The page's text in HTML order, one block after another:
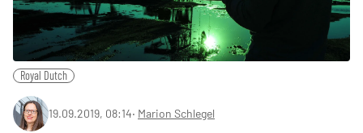
Royal Dutch
19.09.2019, 08:14‧ Marion Schlegel